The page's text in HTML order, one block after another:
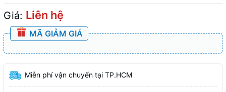
Giá: Liên hệ
MÃ GIẢM GIÁ
Miễn phí vận chuyển tại TP.HCM